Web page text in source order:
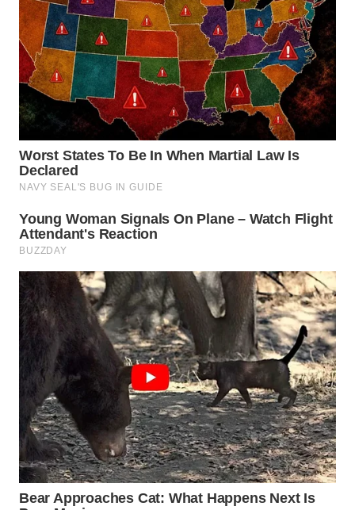
WN
BEKASI
WN
BOGOR
WN
DEPOK
TAPANULI
UTARA
WN
SAMOSIR
WN
PADANG
LAWAS
WN
SUMEDANG
WN
CIANJUR